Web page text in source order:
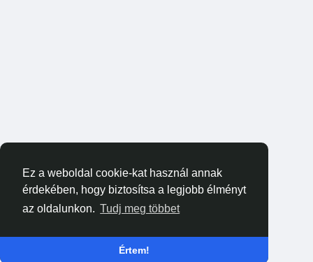
Ez a weboldal cookie-kat használ annak
érdekében, hogy biztosítsa a legjobb élményt
az oldalunkon. Tudj meg többet
Értem!